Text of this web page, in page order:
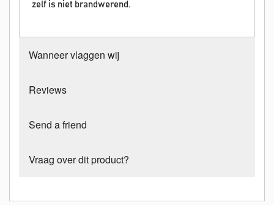
zelf is niet brandwerend.
Wanneer vlaggen wij
Reviews
Send a friend
Vraag over dit product?